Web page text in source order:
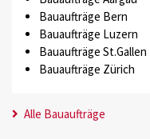
Bauaufträge Bern
Bauaufträge Luzern
Bauaufträge St.Gallen
Bauaufträge Zürich
Alle Bauaufträge